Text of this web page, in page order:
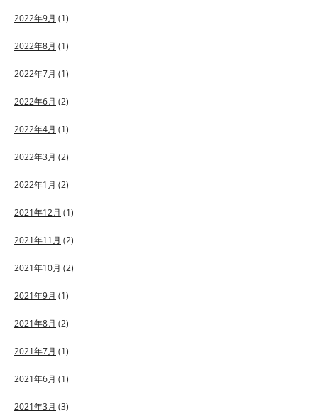
2022年9月 (1)
2022年8月 (1)
2022年7月 (1)
2022年6月 (2)
2022年4月 (1)
2022年3月 (2)
2022年1月 (2)
2021年12月 (1)
2021年11月 (2)
2021年10月 (2)
2021年9月 (1)
2021年8月 (2)
2021年7月 (1)
2021年6月 (1)
2021年3月 (3)